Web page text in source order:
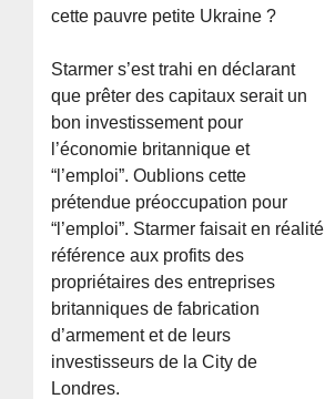
cette pauvre petite Ukraine ?
Starmer s’est trahi en déclarant
que prêter des capitaux serait un
bon investissement pour
l’économie britannique et
“l’emploi”. Oublions cette
prétendue préoccupation pour
“l’emploi”. Starmer faisait en réalité
référence aux profits des
propriétaires des entreprises
britanniques de fabrication
d’armement et de leurs
investisseurs de la City de
Londres.